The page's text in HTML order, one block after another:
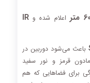
60 متر اعلام شده وIR
باعث می‌شود دوربین در
قرمز و نور سفید
برای فضاهایی که هم